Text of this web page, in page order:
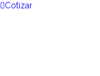
Cotizar